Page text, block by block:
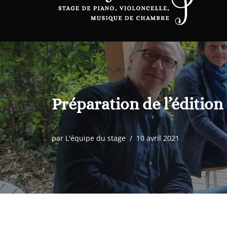
Préparation de l’édition
par L'équipe du stage 10 avril 2021